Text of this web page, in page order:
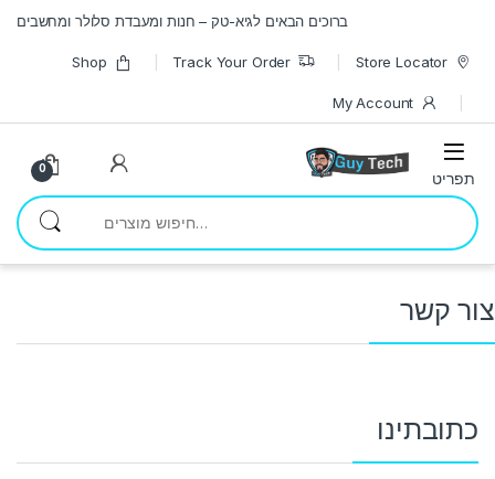
ברוכים הבאים לגיא-טק – חנות ומעבדת סלולר ומחשבים
Store Locator
Track Your Order
Shop
My Account
0
חיפוש עבור:
צור קשר
כתובתינו